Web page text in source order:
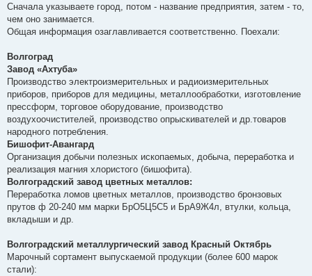
Сначала указываете город, потом - название предприятия, затем - то,
чем оно занимается.
Общая информация озаглавливается соответственно. Поехали:
Волгоград
Завод «Ахтуба»
Производство электроизмерительных и радиоизмерительных
приборов, приборов для медицины, металлообработки, изготовление
прессформ, торговое оборудование, производство
воздухоочистителей, производство опрыскивателей и др.товаров
народного потребления.
Бишофит-Авангард
Организация добычи полезных ископаемых, добыча, переработка и
реализация магния хлористого (бишофита).
Волгоградский завод цветных металлов:
Переработка ломов цветных металлов, производство бронзовых
прутов ф 20-240 мм марки БрО5Ц5С5 и БрА9Ж4л, втулки, кольца,
вкладыши и др.
Волгоградский металлургический завод Красный Октябрь
Марочный сортамент выпускаемой продукции (более 600 марок
стали):